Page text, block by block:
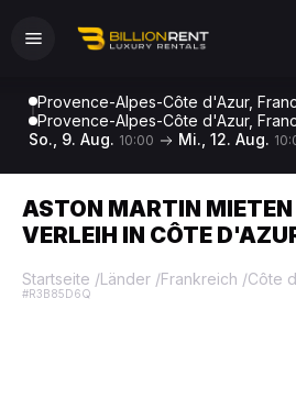
Provence-Alpes-Côte d'Azur,
Provence-Alpes-Côte d'Azur,
So., 9. Aug. 10:00 Mi., 12. Aug.
ASTON MARTIN
VERLEIH IN CÔTE
Startseite /Länder /Frankreich /Côte
#R3B85D6Q